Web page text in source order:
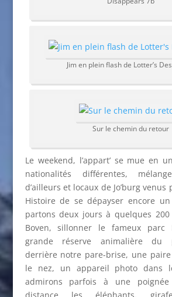
Jim en plein flash de Lotter’s
Sur le chemin du retour
Le weekend, l’appart’ se mue en
nationalités différentes,
d’ailleurs et locaux de Jo’burg
Histoire de se dépayser encore
partons deux jours à quelques
Boven, sillonner le fameux parc
grande réserve animalière du
derrière notre pare-brise, une
le nez, un appareil photo dans
admirons parfois à une